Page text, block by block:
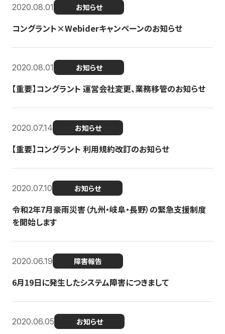
2020.08.01 お知らせ
コングラント×Webiderキャンペーンのお知らせ
2020.08.01 お知らせ
【重要】コングラント 運営会社変更、業務移管のお知らせ
2020.07.14 お知らせ
【重要】コングラント 利用規約改訂のお知らせ
2020.07.10 お知らせ
令和2年7月豪雨災害（九州・岐阜・長野）の緊急支援制度
を開始します
2020.06.19 障害報告
6月19日に発生したシステム障害につきまして
2020.06.05 お知らせ